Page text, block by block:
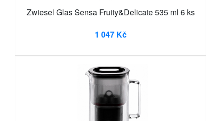
Zwiesel Glas Sensa Fruity&Delicate 535 ml 6 ks
1 047 Kč